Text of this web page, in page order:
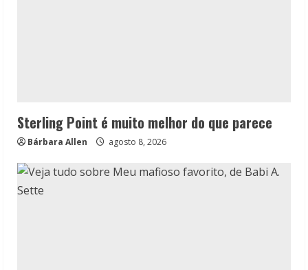
Sterling Point é muito melhor do que parece
Bárbara Allen agosto 8, 2026